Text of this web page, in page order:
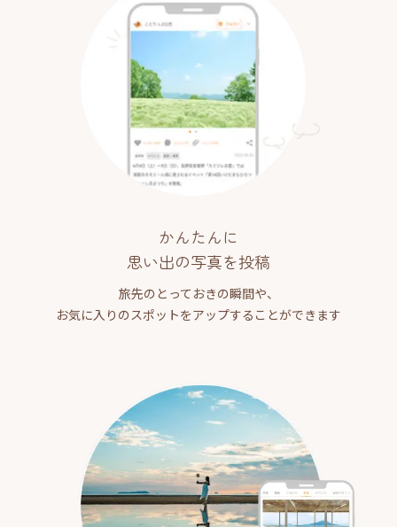
かんたんに
思い出の写真を投稿
旅先のとっておきの瞬間や、
お気に入りのスポットをアップすることができます